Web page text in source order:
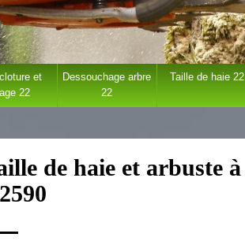
et
22
Dessouchage arbre
22
Taille de haie 22
de haie et arbuste à